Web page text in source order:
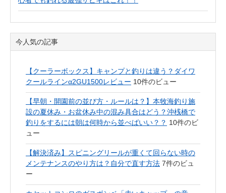
今人気の記事
【クーラーボックス】キャンプと釣りは違う？ダイワ
クールラインα2GU1500レビュー 10件のビュー
【早朝・開園前の並び方・ルールは？】本牧海釣り施
設の夏休み・お盆休み中の混み具合はどう？沖桟橋で
釣りをするには朝は何時から並べばいい？？ 10件のビ
ュー
【解決済み】スピニングリールが重くて回らない時の
メンテナンスのやり方は？自分で直す方法 7件のビュ
ー